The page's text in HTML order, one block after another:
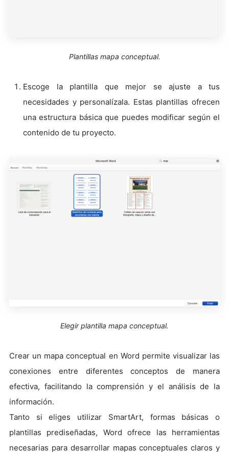
Plantillas mapa conceptual.
Escoge la plantilla que mejor se ajuste a tus
necesidades y personalízala. Estas plantillas ofrecen
una estructura básica que puedes modificar según el
contenido de tu proyecto.
Elegir plantilla mapa conceptual.
Crear un mapa conceptual en Word permite visualizar las
conexiones entre diferentes conceptos de manera
efectiva, facilitando la comprensión y el análisis de la
información.
Tanto si eliges utilizar SmartArt, formas básicas o
plantillas prediseñadas, Word ofrece las herramientas
necesarias para desarrollar mapas conceptuales claros y